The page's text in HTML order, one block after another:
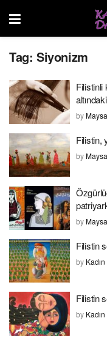
Tag: Siyonizm
Filistinli
by
Filistin,
by
by
Filistin
by
Filistin
by